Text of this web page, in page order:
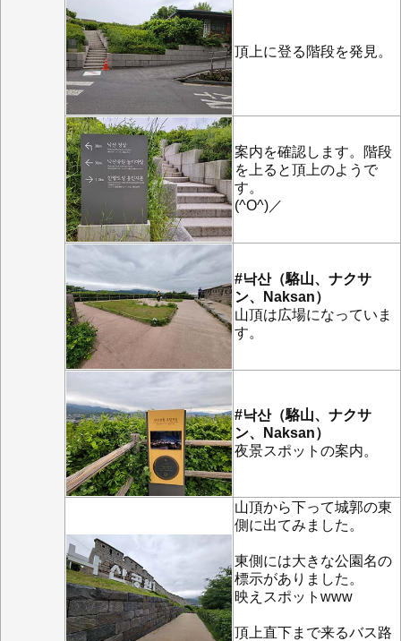
頂上に登る階段を発見。
案内を確認します。階段
を上ると頂上のようで
す。
(^O^)／
#낙산（駱山、ナクサ
ン、Naksan）
山頂は広場になっていま
す。
#낙산（駱山、ナクサ
ン、Naksan）
夜景スポットの案内。
山頂から下って城郭の東
側に出てみました。
東側には大きな公園名の
標示がありました。
映えスポットwww
頂上直下まで来るバス路